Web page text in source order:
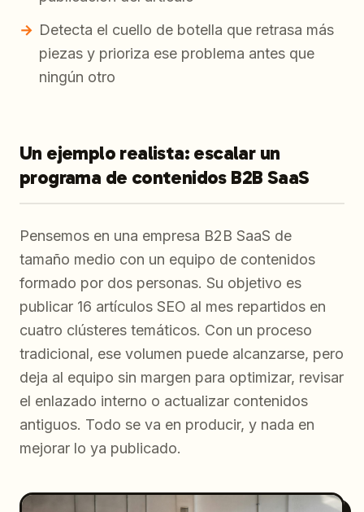
Detecta el cuello de botella que retrasa más
piezas y prioriza ese problema antes que
ningún otro
Un ejemplo realista: escalar un
programa de contenidos B2B SaaS
Pensemos en una empresa B2B SaaS de
tamaño medio con un equipo de contenidos
formado por dos personas. Su objetivo es
publicar 16 artículos SEO al mes repartidos en
cuatro clústeres temáticos. Con un proceso
tradicional, ese volumen puede alcanzarse, pero
deja al equipo sin margen para optimizar, revisar
el enlazado interno o actualizar contenidos
antiguos. Todo se va en producir, y nada en
mejorar lo ya publicado.